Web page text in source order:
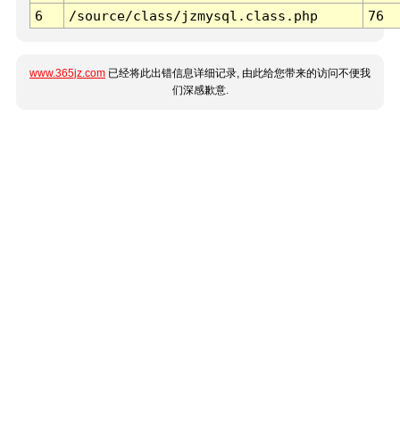
6
/source/class/jzmysql.class.php 76
www.365jz.com 已经将此出错信息详细记录, 由此给您带来的访问不便我
们深感歉意.